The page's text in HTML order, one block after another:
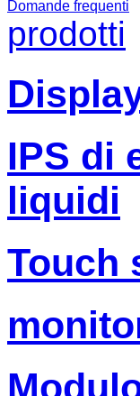
Domande frequenti
prodotti
IPS di
liquidi
Touch